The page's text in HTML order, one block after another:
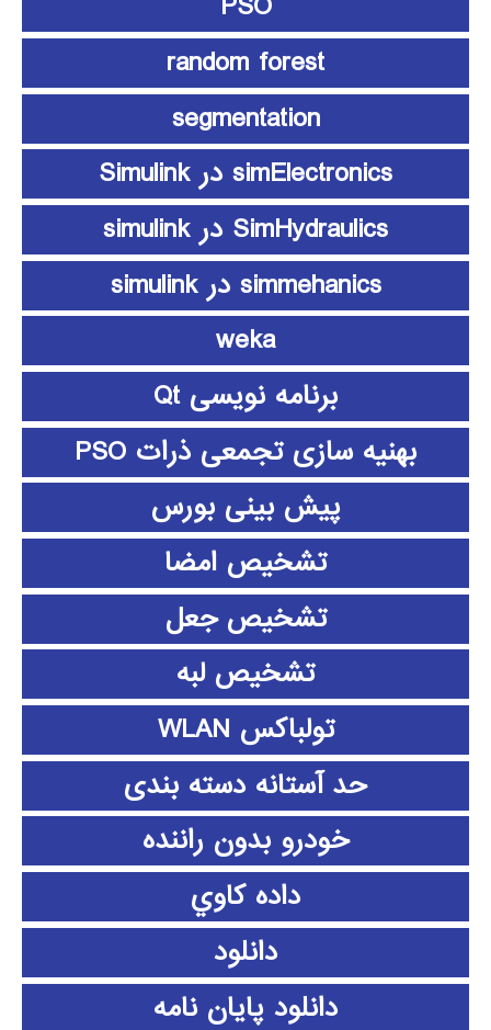
random forest
segmentation
simElectronics در Simulink
SimHydraulics در simulink
simmehanics در simulink
weka
برنامه نویسی Qt
بهنیه سازی تجمعی ذرات PSO
پیش بینی بورس
تشخیص امضا
تشخیص جعل
تشخیص لبه
تولباکس WLAN
حد آستانه دسته بندی
خودرو بدون راننده
داده كاوي
دانلود
دانلود پايان نامه